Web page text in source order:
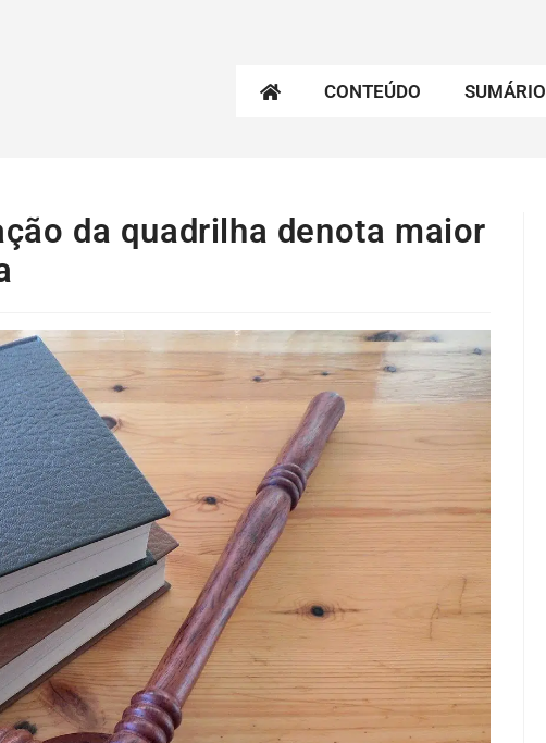
CONTEÚDO SUMÁRIO
da quadrilha denota maior